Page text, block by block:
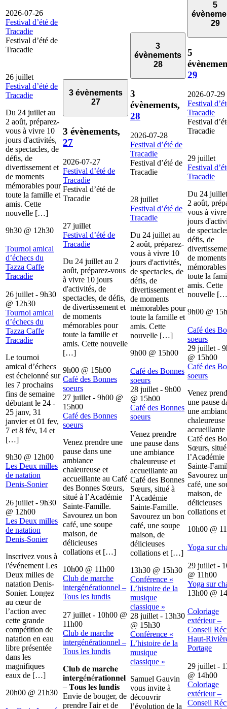
2026-07-26
Festival d’été de
Tracadie
Festival d’été de
Tracadie
26 juillet
Festival d’été de
Tracadie
Du 24 juillet au
2 août, préparez-
vous à vivre 10
jours d'activités,
de spectacles, de
défis, de
divertissement et
de moments
mémorables pour
toute la famille et
amis. Cette
nouvelle […]
9h30 @ 12h30
Tournoi amical
d’échecs du
Tazza Caffe
Tracadie
26 juillet - 9h30
@ 12h30
Tournoi amical
d’échecs du
Tazza Caffe
Tracadie
Le tournoi
amical d’échecs
est échelonné sur
les 7 prochains
fins de semaine
débutant le 24 -
25 janv, 31
janvier et 01 fev,
7 et 8 fév, 14 et
[…]
9h30 @ 12h00
Les Deux milles
de natation
Denis-Sonier
26 juillet - 9h30
@ 12h00
Les Deux milles
de natation
Denis-Sonier
Inscrivez vous à
l'événement Les
Deux milles de
natation Denis-
Sonier. Longez
au cœur de
l’action avec
cette grande
compétition de
natation en eau
libre présentée
dans les
magnifiques
eaux de […]
20h00 @ 21h30
3 évènements
27
3 évènements,
27
2026-07-27
Festival d’été de
Tracadie
Festival d’été de
Tracadie
27 juillet
Festival d’été de
Tracadie
Du 24 juillet au 2
août, préparez-vous
à vivre 10 jours
d'activités, de
spectacles, de défis,
de divertissement et
de moments
mémorables pour
toute la famille et
amis. Cette nouvelle
[…]
9h00 @ 15h00
Café des Bonnes
soeurs
27 juillet - 9h00 @
15h00
Café des Bonnes
soeurs
Venez prendre une
pause dans une
ambiance
chaleureuse et
accueillante au Café
des Bonnes Sœurs,
situé à l’Académie
Sainte-Famille.
Savourez un bon
café, une soupe
maison, de
délicieuses
collations et […]
10h00 @ 11h00
Club de marche
intergénérationnel –
Tous les lundis
27 juillet - 10h00 @
11h00
Club de marche
intergénérationnel –
Tous les lundis
𝐂𝐥𝐮𝐛 𝐝𝐞 𝐦𝐚𝐫𝐜𝐡𝐞
𝐢𝐧𝐭𝐞𝐫𝐠é𝐧é𝐫𝐚𝐭𝐢𝐨𝐧𝐧𝐞𝐥
– 𝐓𝐨𝐮𝐬 𝐥𝐞𝐬 𝐥𝐮𝐧𝐝𝐢𝐬
Envie de bouger, de
prendre l'air et de
3
évènements
28
3
évènements,
28
2026-07-28
Festival d’été de
Tracadie
Festival d’été de
Tracadie
28 juillet
Festival d’été de
Tracadie
Du 24 juillet au
2 août, préparez-
vous à vivre 10
jours d'activités,
de spectacles, de
défis, de
divertissement et
de moments
mémorables pour
toute la famille et
amis. Cette
nouvelle […]
9h00 @ 15h00
Café des Bonnes
soeurs
28 juillet - 9h00
@ 15h00
Café des Bonnes
soeurs
Venez prendre
une pause dans
une ambiance
chaleureuse et
accueillante au
Café des Bonnes
Sœurs, situé à
l’Académie
Sainte-Famille.
Savourez un bon
café, une soupe
maison, de
délicieuses
collations et […]
13h30 @ 15h30
Conférence «
L’histoire de la
musique
classique »
28 juillet - 13h30
@ 15h30
Conférence «
L’histoire de la
musique
classique »
Samuel Gauvin
vous invite à
découvrir
l’évolution de la
5
29
5
29
2026-07-29
Festival
Tracadie
Festival
Tracadie
29 juillet
Festival
Tracadie
Du 24
2 août,
vous à
jours
de
défis, de
de moments
toute la
amis. Cette
nouvelle
9h00 @
Café des
soeurs
29 juillet -
@ 15h00
Café des
soeurs
Venez
une pause
une
chaleureuse
accueillante
Café des
Sœurs,
l’Académie
Sainte-
Savourez
café, une
maison, de
délicieuses
collations
10h00 @
Yoga sur
29 juillet -
@ 11h00
Yoga sur
13h00 @
Coloriage
extérieur –
Conseil
Haut-
Portage
29 juillet -
@ 14h00
Coloriage
extérieur –
Conseil